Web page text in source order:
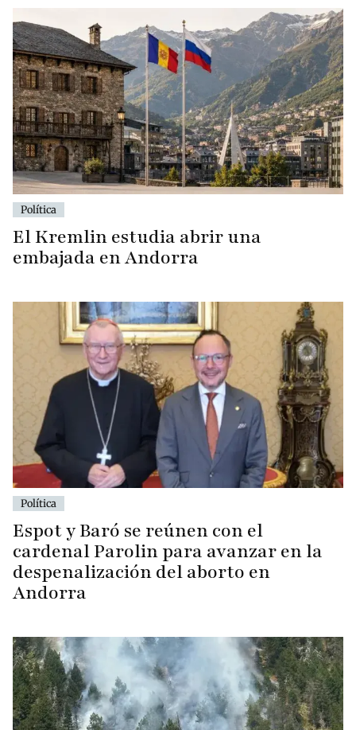
Política
El Kremlin estudia abrir una
embajada en Andorra
Política
Espot y Baró se reúnen con el
cardenal Parolin para avanzar en la
despenalización del aborto en
Andorra